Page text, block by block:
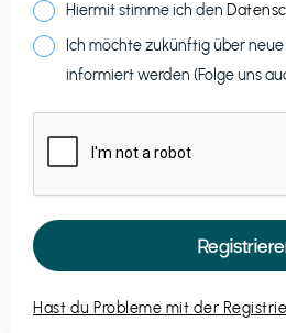
Hiermit stimme ich den
Ich möchte zukünftig über
informiert werden (Folge uns
Hast du Probleme mit der